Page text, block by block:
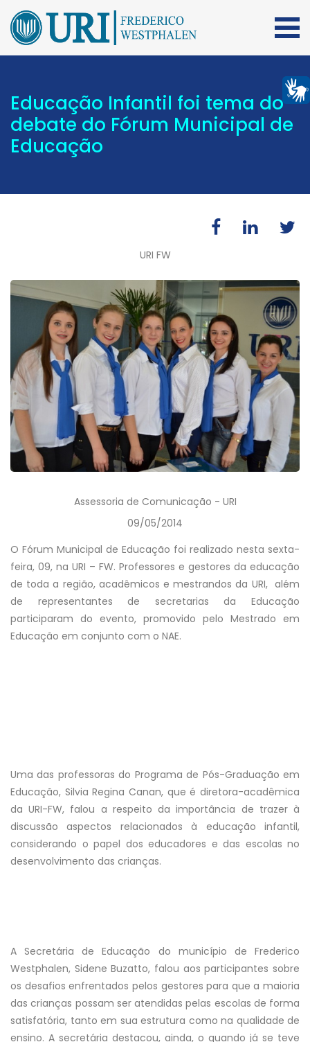
Educação Infantil foi tema do
debate do Fórum Municipal de
Educação
URI FW
Assessoria de Comunicação - URI
09/05/2014
O Fórum Municipal de Educação foi realizado nesta sexta-
feira, 09, na URI – FW. Professores e gestores da educação
de toda a região, acadêmicos e mestrandos da URI, além
de representantes de secretarias da Educação
participaram do evento, promovido pelo Mestrado em
Educação em conjunto com o NAE.
Uma das professoras do Programa de Pós-Graduação em
Educação, Silvia Regina Canan, que é diretora-acadêmica
da URI-FW, falou a respeito da importância de trazer à
discussão aspectos relacionados à educação infantil,
considerando o papel dos educadores e das escolas no
desenvolvimento das crianças.
A Secretária de Educação do município de Frederico
Westphalen, Sidene Buzatto, falou aos participantes sobre
os desafios enfrentados pelos gestores para que a maioria
das crianças possam ser atendidas pelas escolas de forma
satisfatória, tanto em sua estrutura como na qualidade de
ensino. A secretária destacou, ainda, o quando já se teve